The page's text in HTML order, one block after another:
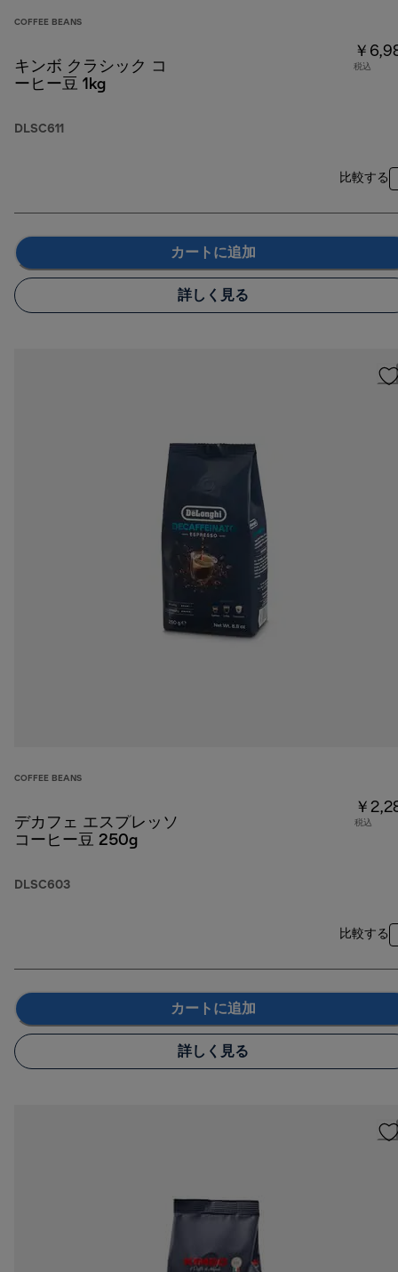
COFFEE BEANS
キンボ クラシック コ
ーヒー豆 1kg
DLSC611
￥
税込
比較する
カートに追加
詳しく見る
COFFEE BEANS
デカフェ エスプレッソ
コーヒー豆 250g
DLSC603
￥
税込
比較する
カートに追加
詳しく見る